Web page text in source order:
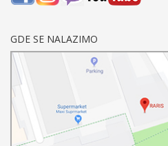
GDE SE NALAZIMO